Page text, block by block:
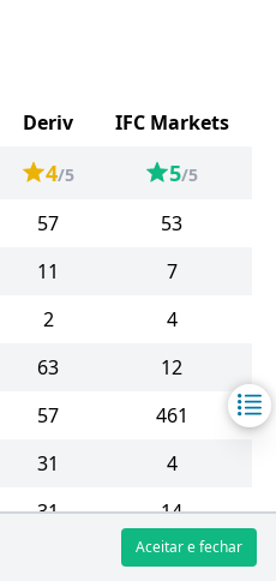
Deriv
IFC Markets
4/5 5/5
57
53
11
7
2
4
63
12
57
461
31
4
31
14
16
Aceitar e fechar